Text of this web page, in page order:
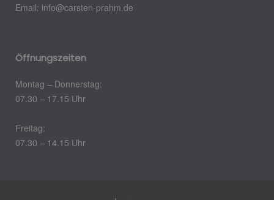
Email: info@carsten-prahm.de
Öffnungszeiten
Montag – Donnerstag:
07.30 – 17.15 Uhr
Freitag:
07.30 – 14.15 Uhr